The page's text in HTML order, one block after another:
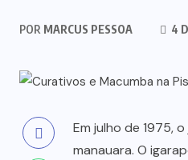
POR MARCUS PESSOA 4
Em julho de 1975,
manauara. O